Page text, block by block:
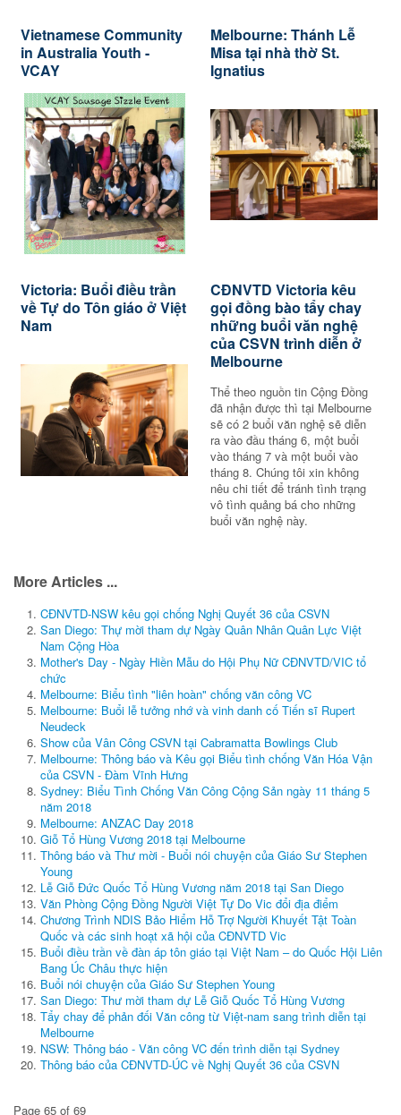
Vietnamese Community
in Australia Youth -
VCAY
Melbourne: Thánh Lễ
Misa tại nhà thờ St.
Ignatius
Victoria: Buổi điều trần
về Tự do Tôn giáo ở Việt
Nam
CĐNVTD Victoria kêu
gọi đồng bào tẩy chay
những buổi văn nghệ
của CSVN trình diễn ở
Melbourne
Thể theo nguồn tin Cộng Đồng
đã nhận được thì tại Melbourne
sẽ có 2 buổi văn nghệ sẽ diễn
ra vào đầu tháng 6, một buổi
vào tháng 7 và một buổi vào
tháng 8. Chúng tôi xin không
nêu chi tiết để tránh tình trạng
vô tình quảng bá cho những
buổi văn nghệ này.
More Articles ...
CĐNVTD-NSW kêu gọi chống Nghị Quyết 36 của CSVN
San Diego: Thự mời tham dự Ngày Quân Nhân Quân Lực Việt
Nam Cộng Hòa
Mother's Day - Ngày Hiền Mẫu do Hội Phụ Nữ CĐNVTD/VIC tổ
chức
Melbourne: Biểu tình "liên hoàn" chống văn công VC
Melbourne: Buổi lễ tưởng nhớ và vinh danh cố Tiến sĩ Rupert
Neudeck
Show của Vân Công CSVN tại Cabramatta Bowlings Club
Melbourne: Thông báo và Kêu gọi Biểu tình chống Văn Hóa Vận
của CSVN - Đàm Vĩnh Hưng
Sydney: Biểu Tình Chống Văn Công Cộng Sản ngày 11 tháng 5
năm 2018
Melbourne: ANZAC Day 2018
Giỗ Tổ Hùng Vương 2018 tại Melbourne
Thông báo và Thư mời - Buổi nói chuyện của Giáo Sư Stephen
Young
Lễ Giỗ Đức Quốc Tổ Hùng Vương năm 2018 tại San Diego
Văn Phòng Cộng Đồng Người Việt Tự Do Vic đổi địa điểm
Chương Trình NDIS Bảo Hiểm Hỗ Trợ Người Khuyết Tật Toàn
Quốc và các sinh hoạt xã hội của CĐNVTD Vic
Buổi điều trần về đàn áp tôn giáo tại Việt Nam – do Quốc Hội Liên
Bang Úc Châu thực hiện
Buổi nói chuyện của Giáo Sư Stephen Young
San Diego: Thư mời tham dự Lễ Giỗ Quốc Tổ Hùng Vương
Tẩy chay để phản đối Văn công từ Việt-nam sang trình diễn tại
Melbourne
NSW: Thông báo - Văn công VC đến trình diễn tại Sydney
Thông báo của CĐNVTD-ÚC về Nghị Quyết 36 của CSVN
Page 65 of 69